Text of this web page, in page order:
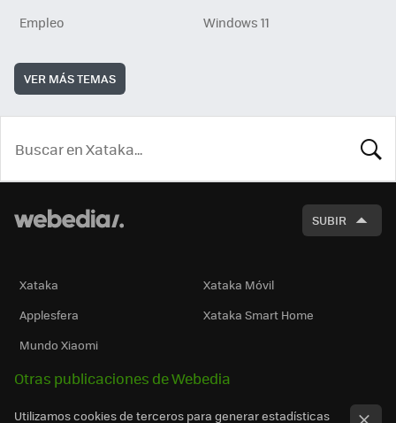
Empleo
Windows 11
VER MÁS TEMAS
SUBIR
Xataka
Xataka Móvil
Applesfera
Xataka Smart Home
Mundo Xiaomi
Otras publicaciones de Webedia
Utilizamos cookies de terceros para generar estadísticas